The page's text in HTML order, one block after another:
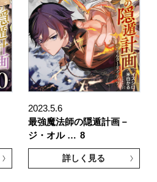
2023.5.6
最強魔法師の隠遁計画－
ジ・オル … 8
詳しく見る